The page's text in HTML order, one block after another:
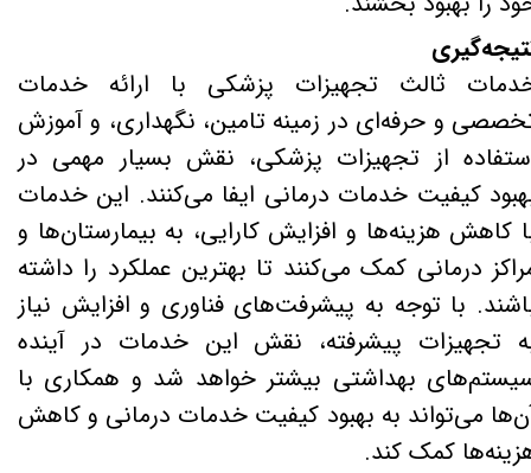
ثالث تجهیزات پزشکی با ارائه خدمات
و حرفه‌ای در زمینه تامین، نگهداری، و آموزش
از تجهیزات پزشکی، نقش بسیار مهمی در
کیفیت خدمات درمانی ایفا می‌کنند. این خدمات
کاهش هزینه‌ها و افزایش کارایی، به بیمارستان‌ها و
درمانی کمک می‌کنند تا بهترین عملکرد را داشته
با توجه به پیشرفت‌های فناوری و افزایش نیاز
تجهیزات پیشرفته، نقش این خدمات در آینده
بهداشتی بیشتر خواهد شد و همکاری با
می‌تواند به بهبود کیفیت خدمات درمانی و کاهش
کمک کند.